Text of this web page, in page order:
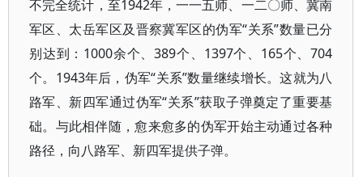
不完全统计，至1942年，一一五师、一二〇师、冀南
军区、太岳军区及晋察冀军区的伪军“关系”数量已分
别达到：1000余个、389个、1397个、165个、704
个。1943年后，伪军“关系”数量继续增长。这就为八
路军、新四军通过伪军“关系”获取子弹奠定了重要基
础。与此相伴随，愈来愈多的伪军开始主动通过各种
路径，向八路军、新四军提供子弹。